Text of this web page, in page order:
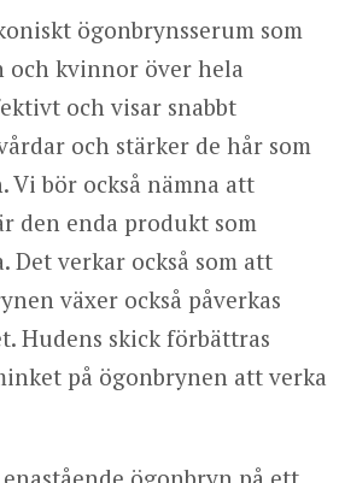
ögonbrynsserum som
och kvinnor över hela
och visar snabbt
och stärker de hår som
Vi bör också nämna att
den enda produkt som
Det verkar också som att
växer också påverkas
Hudens skick förbättras
på ögonbrynen att verka